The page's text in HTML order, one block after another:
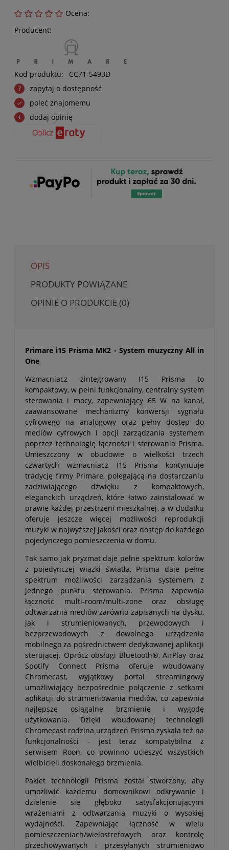
Ocena:
Producent:
Kod produktu:
CC71-5493D
zapytaj o dostępność
poleć znajomemu
dodaj opinię
OPIS
PRODUKTY POWIĄZANE
OPINIE O PRODUKCIE (0)
Primare i15 Prisma MK2 - System muzyczny All in
One
Wzmacniacz zintegrowany I15 Prisma to
kompaktowy, w pełni funkcjonalny, centralny system
sterowania i mocy, zapewniający 65 W na kanał,
zaawansowane mechanizmy konwersji sygnału
cyfrowego na analogowy oraz pełny dostęp do
mediów cyfrowych i opcji zarządzania systemem
poprzez technologię łączności i sterowania Prisma.
Umieszczony w obudowie o wielkości trzech
czwartych wzmacniacz I15 Prisma kontynuuje
tradycję firmy Primare, polegającą na dostarczaniu
zadziwiającego dźwięku z kompaktowych,
eleganckich urządzeń, które łatwo zainstalować w
prawie każdej przestrzeni mieszkalnej, a w dodatku
oferuje jeszcze więcej możliwości reprodukcji
muzyki w najwyższej jakości oraz dostęp do każdego
pojedynczego pomieszczenia w domu.
Tak samo jak pryzmat daje pełne spektrum kolorów
z pojedynczej wiązki światła, Prisma daje pełne
spektrum możliwości zarządzania systemem z
jednego punktu sterowania. Prisma zapewnia
łączność multi-room/multi-zone oraz obsługę
odtwarzania mediów zarówno zapisanych na dysku,
jak i strumieniowanych, przewodowych i
bezprzewodowych z dowolnego urządzenia
mobilnego za pośrednictwem dedykowanej aplikacji
sterującej. Oprócz obsługi Bluetooth®, AirPlay oraz
Spotify Connect Prisma oferuje wbudowany
Chromecast, wyjątkowy portal streamingowy
umożliwiający bezpośrednie połączenie z setkami
aplikacji do strumieniowania mediów, co zapewnia
najlepsze osiągalne brzmienie i wygodę
użytkowania. Dzięki wbudowanej technologii
Chromecast rodzina urządzeń Prisma zyskała też na
funkcjonalności - jest teraz kompatybilna z
serwisem Roon, co powinno ucieszyć wszystkich
wielbicieli doskonałego brzmienia.
Pakiet technologii Prisma został stworzony, aby
umożliwić każdemu domownikowi odkrywanie i
dzielenie się głęboko satysfakcjonującymi
wrażeniami z odtwarzania muzyki o wysokiej
wydajności. Zapewniając łączność w wielu
pomieszczeniach/wielostrefowych oraz kontrolę
przechowywanych i przesyłanych strumieniowo